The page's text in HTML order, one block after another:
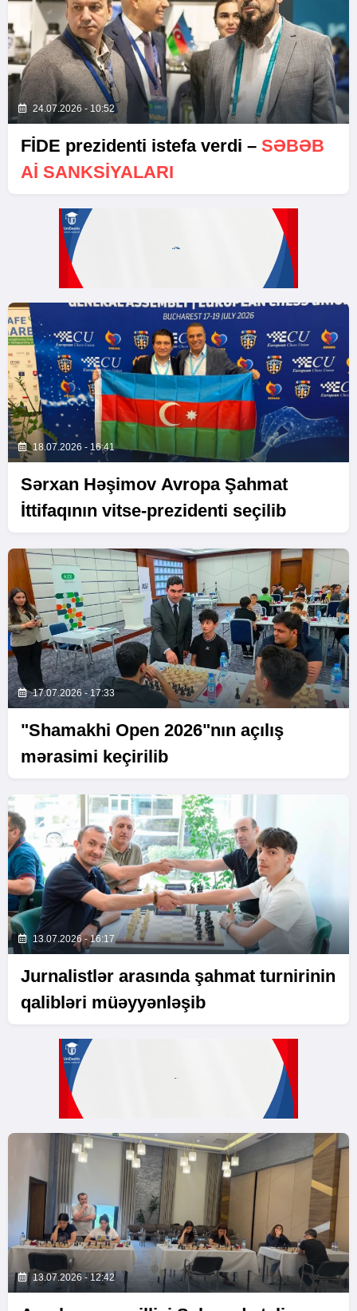
24.07.2026 - 10:52
FİDE prezidenti istefa verdi – SƏBƏB
Aİ SANKSIYALARI
18.07.2026 - 16:41
Sərxan Həşimov Avropa Şahmat
İttifaqının vitse-prezidenti seçilib
17.07.2026 - 17:33
"Shamakhi Open 2026"nın açılış
mərasimi keçirilib
13.07.2026 - 16:17
Jurnalistlər arasında şahmat turnirinin
qalibləri müəyyənləşib
13.07.2026 - 12:42